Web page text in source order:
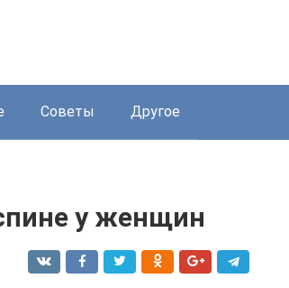
Советы Другое
у женщин